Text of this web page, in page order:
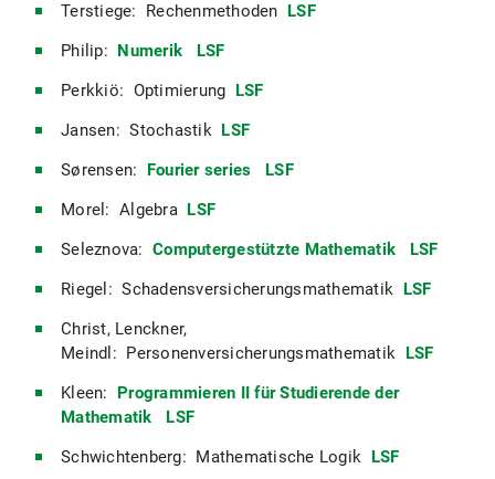
Terstiege: Rechenmethoden LSF
Philip: Numerik
LSF
Perkkiö: Optimierung LSF
Jansen: Stochastik LSF
Sørensen: Fourier series
LSF
Morel: Algebra LSF
Seleznova: Computergestützte Mathematik
LSF
Riegel: Schadensversicherungsmathematik LSF
Christ, Lenckner,
Meindl: Personenversicherungsmathematik LSF
Kleen: Programmieren II für Studierende der
Mathematik
LSF
Schwichtenberg: Mathematische Logik LSF